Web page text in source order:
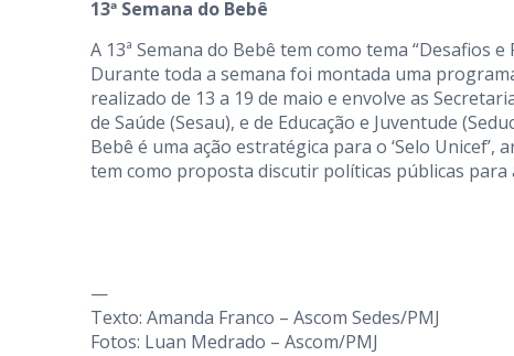
13ª Semana do Bebê
A 13ª Semana do Bebê tem como tema “Desafios
Durante toda a semana foi montada uma
realizado de 13 a 19 de maio e envolve as
de Saúde (Sesau), e de Educação e Juventude
Bebê é uma ação estratégica para o ‘Selo
tem como proposta discutir políticas públicas para
—
Texto: Amanda Franco – Ascom Sedes/PMJ
Fotos: Luan Medrado – Ascom/PMJ